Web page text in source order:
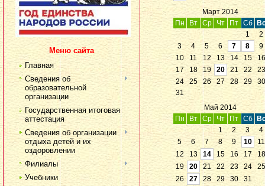
Меню сайта
Главная
Сведения об
образовательной
организации
Государственная итоговая
аттестация
Сведения об организации
отдыха детей и их
оздоровлении
Филиалы
Учебники
Март 2014
Пн
Вт Ср Чт Пт Сб
1
2
3
4 5 6 7 8
9
10
11 12 13 14 15
16
17
18 19 20 21 22
23
24
25 26 27 28 29
30
31
Май 2014
Пн
Вт Ср Чт Пт Сб
1
2 3
4
5
6 7 8 9 10
11
12
13 14 15 16 17
18
19
20 21 22 23 24
25
26
27 28 29 30 31